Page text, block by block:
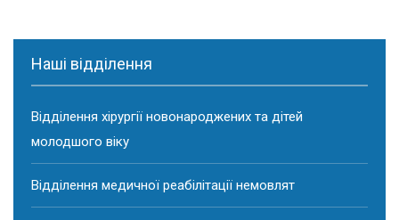
Наші відділення
Відділення хірургії новонароджених та дітей
молодшого віку
Відділення медичної реабілітації немовлят